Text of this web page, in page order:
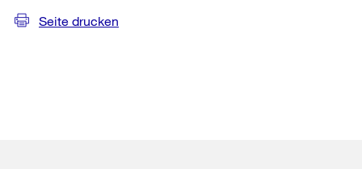
Seite drucken